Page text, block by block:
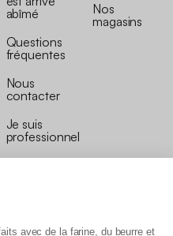
avec de la farine, du beurre et
abîmé
Questions
fréquentes
Nous
contacter
Je suis
professionnel
Nos
magasins